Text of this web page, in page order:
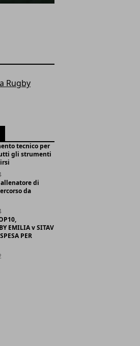
Rugby
tecnico per
gli strumenti
di
da
EMILIA v SITAV
PER